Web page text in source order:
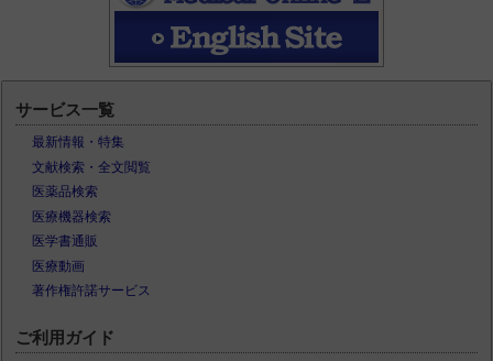
サービス一覧
最新情報・特集
文献検索・全文閲覧
医薬品検索
医療機器検索
医学書通販
医療動画
著作権許諾サービス
ご利用ガイド